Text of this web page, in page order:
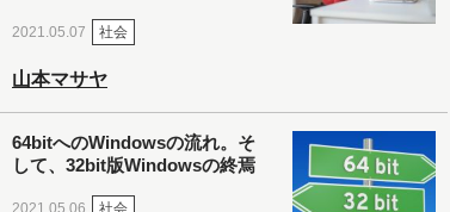
2021.05.07 社会
山本マサヤ
64bitへのWindowsの流れ。そ
して、32bit版Windowsの終焉
2021.05.06 社会